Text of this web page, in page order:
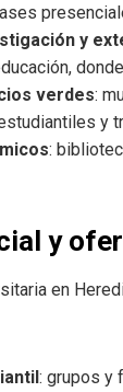
y
verdes:
y
:
y
en
: grupos y